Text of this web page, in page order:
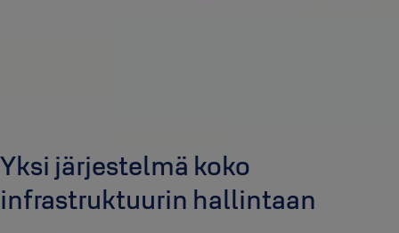
Yksi järjestelmä koko
infrastruktuurin hallintaan